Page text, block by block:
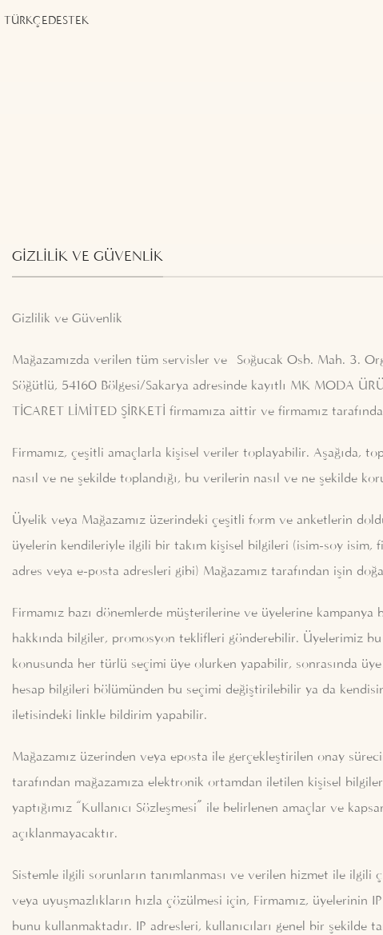
TÜRKÇEDESTEK
GIZLILIK VE GÜVENLIK
Gizlilik ve Güvenlik
Mağazamızda verilen tüm servisler ve Soğucak Osb. Mah. 3.
Söğütlü, 54160 Bölgesi/Sakarya adresinde kayıtlı MK MODA
TİCARET LİMİTED ŞİRKETİ firmamıza aittir ve firmamız
Firmamız, çeşitli amaçlarla kişisel veriler toplayabilir. Aşağıda,
nasıl ve ne şekilde toplandığı, bu verilerin nasıl ve ne şekilde
Üyelik veya Mağazamız üzerindeki çeşitli form ve anketlerin
üyelerin kendileriyle ilgili bir takım kişisel bilgileri (isim-soy isim,
adres veya e-posta adresleri gibi) Mağazamız tarafından işin
Firmamız bazı dönemlerde müşterilerine ve üyelerine kampanya
hakkında bilgiler, promosyon teklifleri gönderebilir. Üyelerimiz
konusunda her türlü seçimi üye olurken yapabilir, sonrasında
hesap bilgileri bölümünden bu seçimi değiştirilebilir ya da
iletisindeki linkle bildirim yapabilir.
Mağazamız üzerinden veya eposta ile gerçekleştirilen onay
tarafından mağazamıza elektronik ortamdan iletilen kişisel
yaptığımız “Kullanıcı Sözleşmesi” ile belirlenen amaçlar ve
açıklanmayacaktır.
Sistemle ilgili sorunların tanımlanması ve verilen hizmet ile ilgili
veya uyuşmazlıkların hızla çözülmesi için, Firmamız, üyelerinin
bunu kullanmaktadır. IP adresleri, kullanıcıları genel bir şekilde